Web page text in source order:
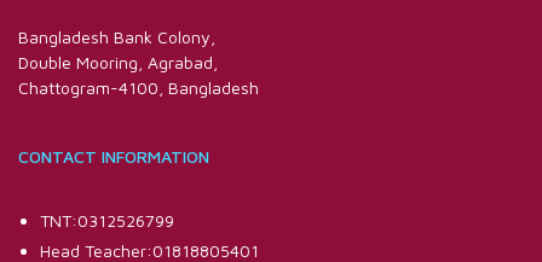
Bangladesh Bank Colony,
Double Mooring, Agrabad,
Chattogram-4100, Bangladesh
CONTACT INFORMATION
TNT:0312526799
Head Teacher:01818805401